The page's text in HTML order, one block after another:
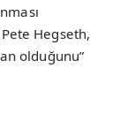
Hegseth,
olduğunu”